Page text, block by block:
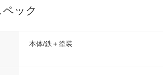
ック
本体/鉄＋塗装